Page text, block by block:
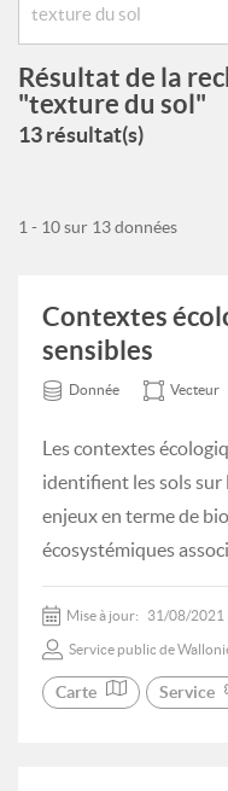
Résultat de la
"texture du sol"
13 résultat(s)
1 - 10 sur 13 données
Contextes
sensibles
Donnée Vecteur
Les contextes
identifient les sols
enjeux en terme de
écosystémiques
Mise à jour: 31/08/2021
Service public de
Carte Service